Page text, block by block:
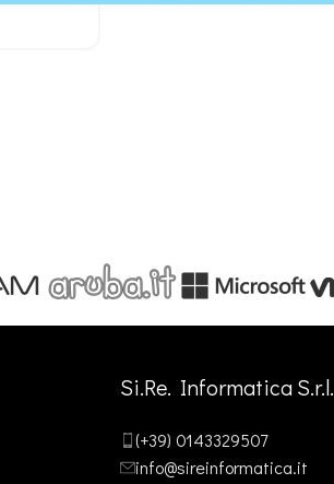
Si.Re. Informatica S.r.l.
(+39) 0143329507
info@sireinformatica.it